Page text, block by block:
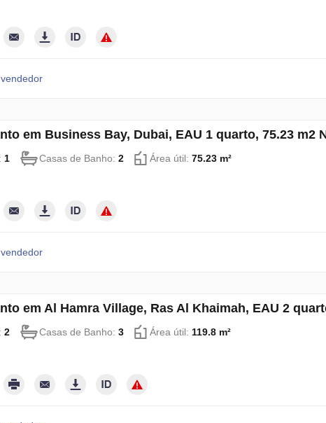
em Business Bay, Dubai, EAU 1 quarto, 75.23 m2
1 Casas de Banho: 2 Área útil: 75.23 m²
em Al Hamra Village, Ras Al Khaimah, EAU 2
2 Casas de Banho: 3 Área útil: 119.8 m²